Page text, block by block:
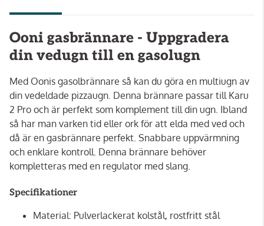
Ooni gasbrännare - Uppgradera
din vedugn till en gasolugn
Med Oonis gasolbrännare så kan du göra en multiugn av
din vedeldade pizzaugn. Denna brännare passar till Karu
2 Pro och är perfekt som komplement till din ugn. Ibland
så har man varken tid eller ork för att elda med ved och
då är en gasbrännare perfekt. Snabbare uppvärmning
och enklare kontroll. Denna brännare behöver
kompletteras med en regulator med slang.
Specifikationer
Material: Pulverlackerat kolstål, rostfritt stål